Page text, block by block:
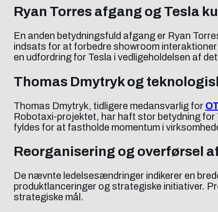
Ryan Torres afgang og Tesla
En anden betydningsfuld afgang er Ryan
indsats for at forbedre showroom
en udfordring for Tesla i vedligeholdelsen af
Thomas Dmytryk og
Thomas Dmytryk, tidligere medansvarlig for
Robotaxi-projektet, har haft stor betydning for
fyldes for at fastholde momentum i
Reorganisering og overførsel
De nævnte ledelsesændringer indikerer en
produktlanceringer og strategiske initiativer.
strategiske mål.